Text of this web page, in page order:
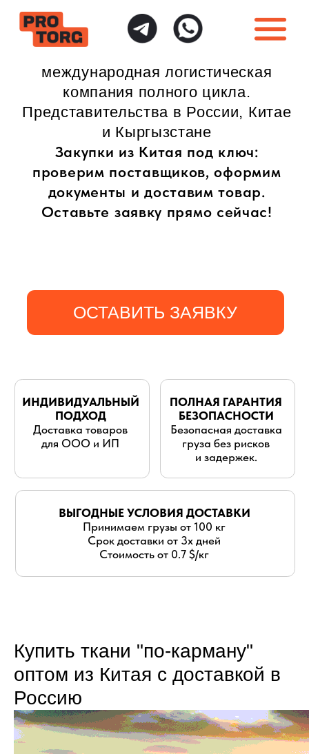
Представительства в России, Китае
и Кыргызстане
Закупки из Китая под ключ:
проверим поставщиков, оформим
документы и доставим товар.
Оставьте заявку прямо сейчас!
ОСТАВИТЬ ЗАЯВКУ
Срок доставки от 3х дней
Стоимость от 0.7 $/кг
Безопасная доставка
груза без рисков
Доставка товаров
для ООО и ИП
Купить ткани "по-карману"
оптом из Китая с доставкой в
Россию